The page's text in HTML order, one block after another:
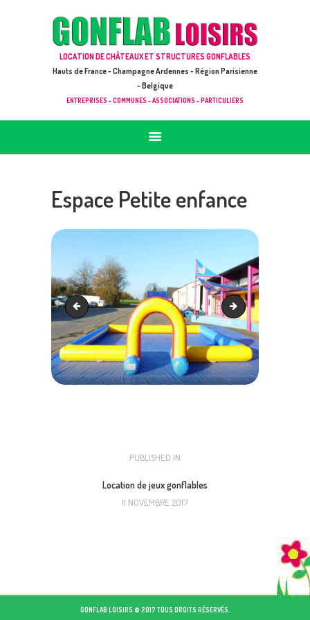
LOCATION DE CHÂTEAUX ET STRUCTURES GONFLABLES
Hauts de France - Champagne Ardennes - Région Parisienne
- Belgique
ENTREPRISES - COMMUNES - ASSOCIATIONS - PARTICULIERS
GONFLAB LOISIRS
ACCUEIL
JEUX À LOUER & PRESTATIONS
CATALOGUE / TARIF
DEMANDE DE DEVIS (SOUS 24H)
Espace Petite enfance
Joutes 2 cof
NAVIGATION
PUBLISHED IN
Location de jeux gonflables
11 NOVEMBRE 2017
GONFLAB LOISIRS © 2017 TOUS DROITS RÉSERVÉS.